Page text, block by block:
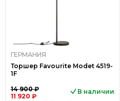
ГЕРМАНИЯ
Торшер Favourite Modet 4519-
1F
14 900 ₽
11 920 ₽
В наличии